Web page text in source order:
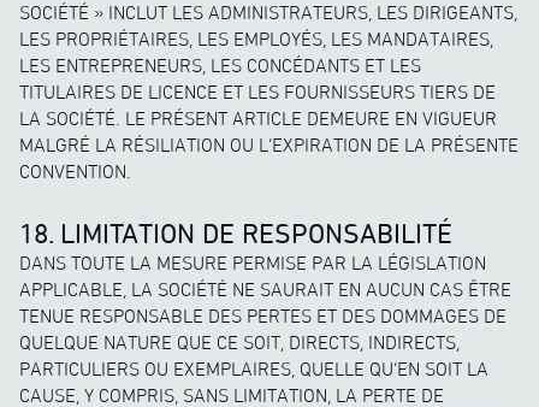
SOCIÉTÉ » INCLUT LES ADMINISTRATEURS, LES DIRIGEANTS,
LES PROPRIÉTAIRES, LES EMPLOYÉS, LES MANDATAIRES,
LES ENTREPRENEURS, LES CONCÉDANTS ET LES
TITULAIRES DE LICENCE ET LES FOURNISSEURS TIERS DE
LA SOCIÉTÉ. LE PRÉSENT ARTICLE DEMEURE EN VIGUEUR
MALGRÉ LA RÉSILIATION OU L’EXPIRATION DE LA PRÉSENTE
CONVENTION.
18. LIMITATION DE RESPONSABILITÉ
DANS TOUTE LA MESURE PERMISE PAR LA LÉGISLATION
APPLICABLE, LA SOCIÉTÉ NE SAURAIT EN AUCUN CAS ÊTRE
TENUE RESPONSABLE DES PERTES ET DES DOMMAGES DE
QUELQUE NATURE QUE CE SOIT, DIRECTS, INDIRECTS,
PARTICULIERS OU EXEMPLAIRES, QUELLE QU’EN SOIT LA
CAUSE, Y COMPRIS, SANS LIMITATION, LA PERTE DE